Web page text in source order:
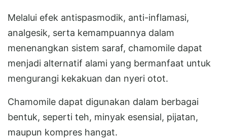
Melalui efek antispasmodik, anti-inflamasi,
analgesik, serta kemampuannya dalam
menenangkan sistem saraf, chamomile dapat
menjadi alternatif alami yang bermanfaat untuk
mengurangi kekakuan dan nyeri otot.
Chamomile dapat digunakan dalam berbagai
bentuk, seperti teh, minyak esensial, pijatan,
maupun kompres hangat.